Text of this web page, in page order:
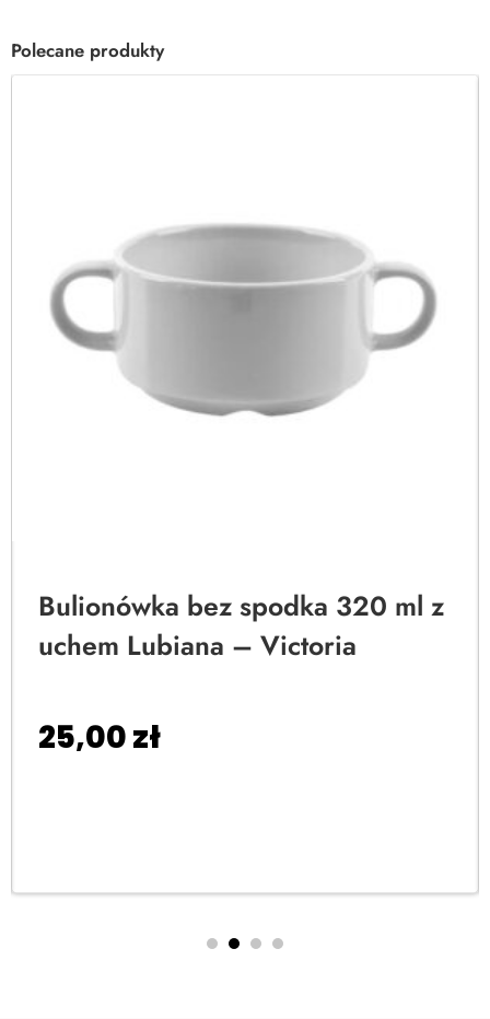
Polecane produkty
Bulionówka bez spodka 320 ml z
uchem Lubiana – Victoria
25,00zł